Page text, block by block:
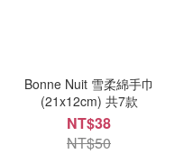
Bonne Nuit 雪柔綿手巾
(21x12cm) 共7款
NT$38
NT$50